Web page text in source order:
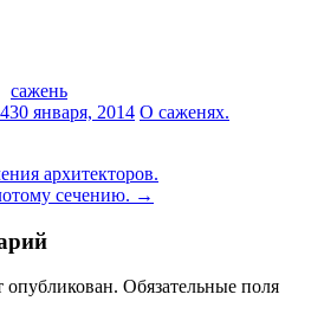
сажень
30 января, 2014 О саженях.
архитекторов.
сечению. →
опубликован. Обязательные поля